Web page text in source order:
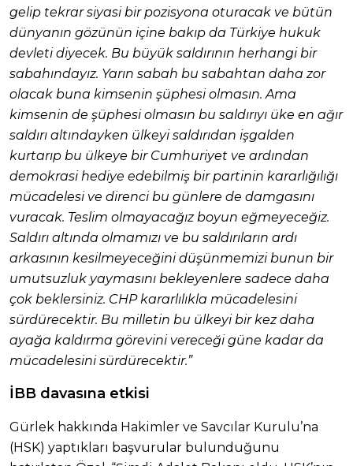
gelip tekrar siyasi bir pozisyona oturacak ve bütün
dünyanın gözünün içine bakıp da Türkiye hukuk
devleti diyecek. Bu büyük saldırının herhangi bir
sabahındayız. Yarın sabah bu sabahtan daha zor
olacak buna kimsenin şüphesi olmasın. Ama
kimsenin de şüphesi olmasın bu saldırıyı üke en ağır
saldırı altındayken ülkeyi saldırıdan işgalden
kurtarıp bu ülkeye bir Cumhuriyet ve ardından
demokrasi hediye edebilmiş bir partinin kararlığılığı
mücadelesi ve direnci bu günlere de damgasını
vuracak. Teslim olmayacağız boyun eğmeyeceğiz.
Saldırı altında olmamızı ve bu saldırıların ardı
arkasının kesilmeyeceğini düşünmemizi bunun bir
umutsuzluk yaymasını bekleyenlere sadece daha
çok beklersiniz. CHP kararlılıkla mücadelesini
sürdürecektir. Bu milletin bu ülkeyi bir kez daha
ayağa kaldırma görevini vereceği güne kadar da
mücadelesini sürdürecektir.”
İBB davasına etkisi
Gürlek hakkında Hakimler ve Savcılar Kurulu’na
(HSK) yaptıkları başvurular bulunduğunu